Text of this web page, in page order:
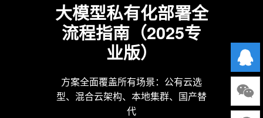
大模型私有化部署全
流程指南（2025专
业版）
方案全面覆盖所有场景：公有云选
型、混合云架构、本地集群、国产替
代